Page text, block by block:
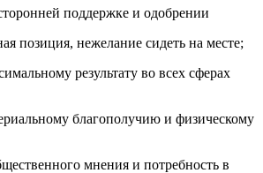
поддержке и одобрении
позиция, нежелание сидеть на месте;
результату во всех сферах
благополучию и физическому
мнения и потребность в